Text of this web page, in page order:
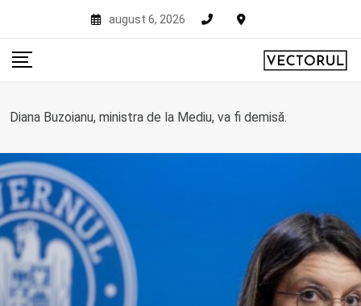
content
august 6, 2026
Diana Buzoianu, ministra de la Mediu, va fi demisă.